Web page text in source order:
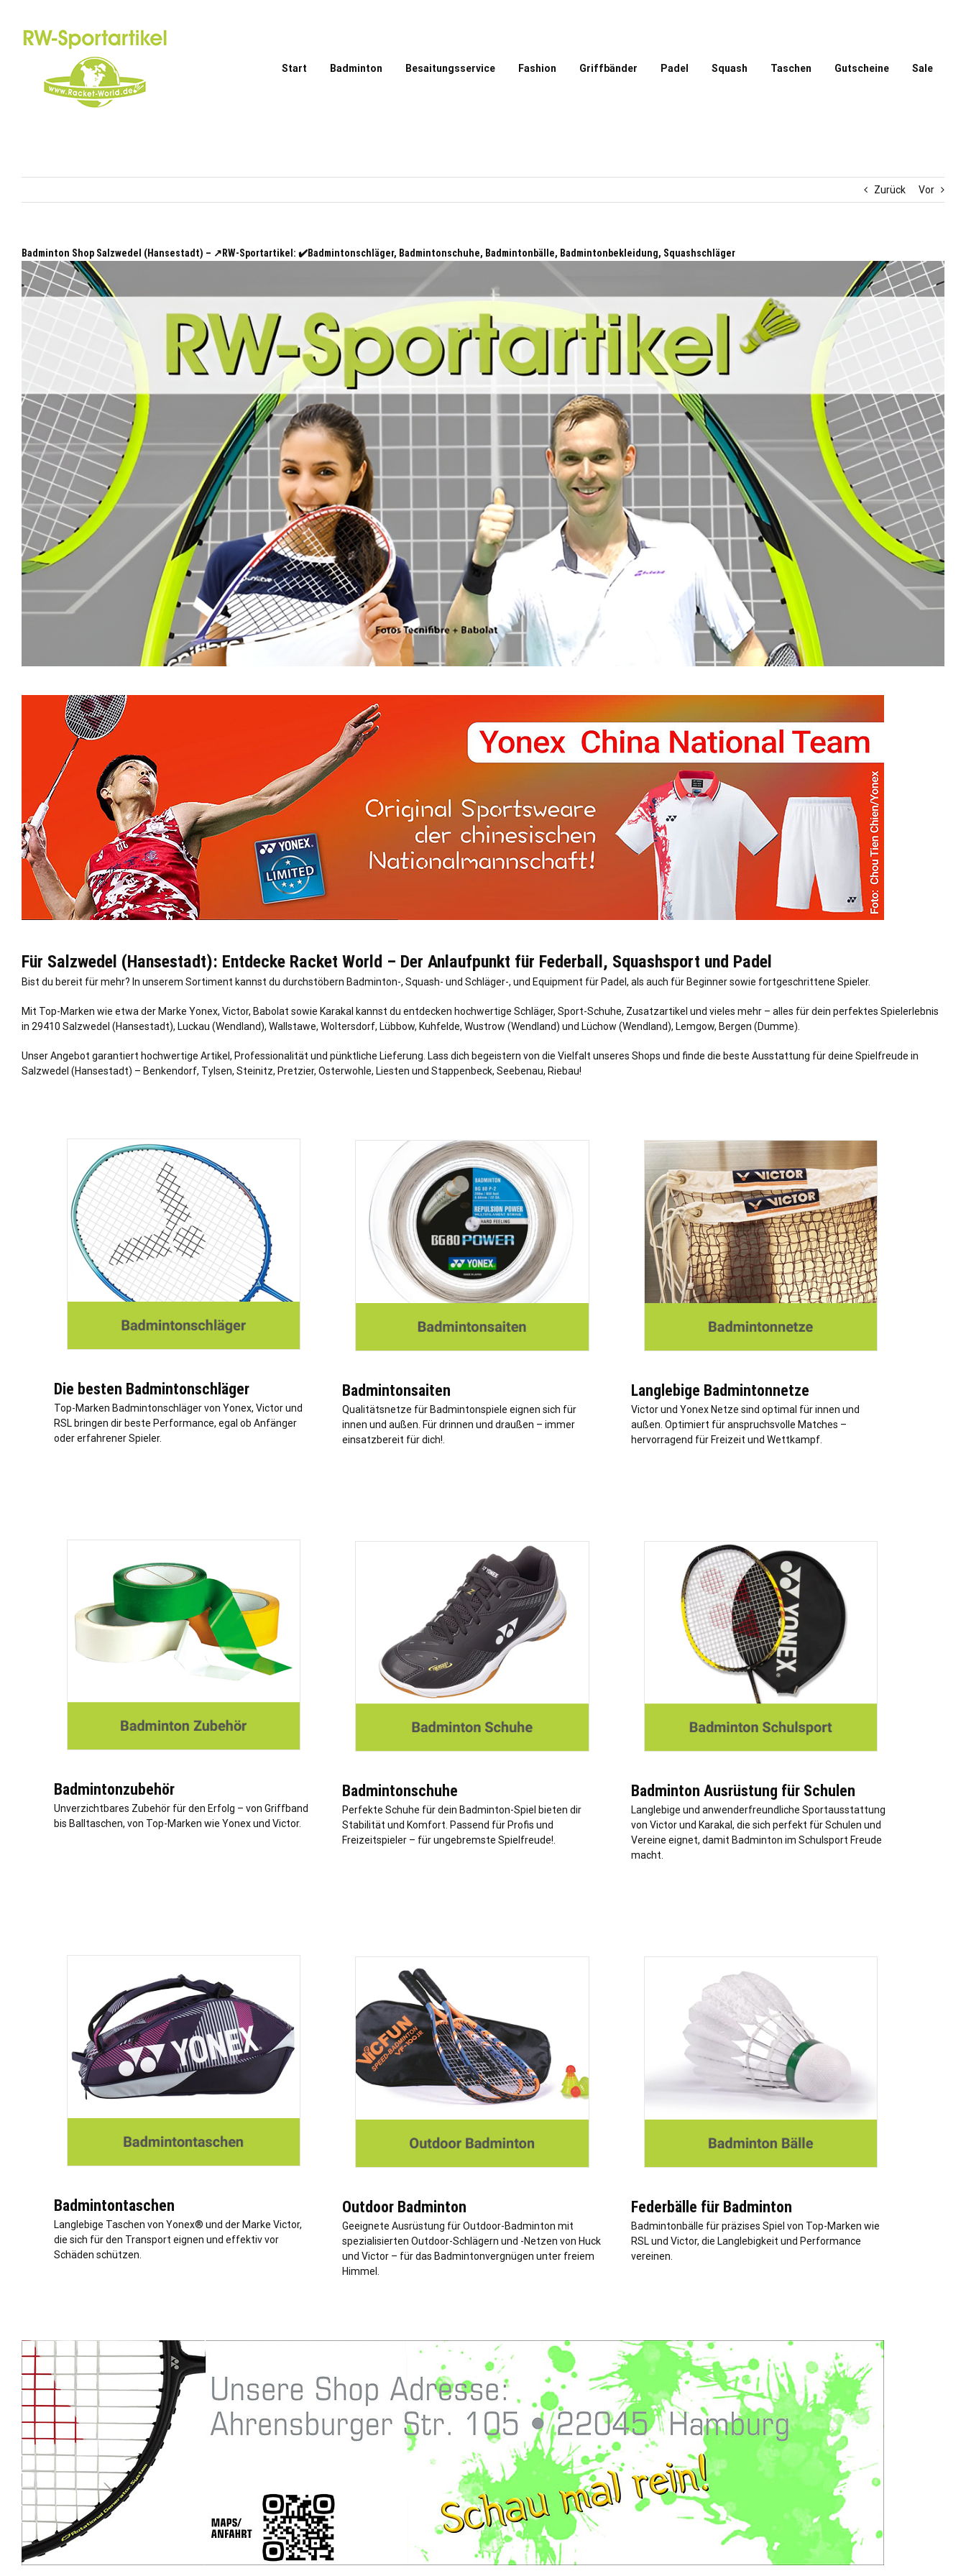
springen
Start Badminton Besaitungsservice Fashion Griffbänder Padel Squash Taschen Gutscheine Sale
Zurück Vor
Badminton Shop Salzwedel (Hansestadt) – ↗️RW-Sportartikel: ✔️Badmintonschläger, Badmintonschuhe, Badmintonbälle, Badmintonbekleidung, Squashschläger
Für Salzwedel (Hansestadt): Entdecke Racket World – Der Anlaufpunkt für Federball, Squashsport und Padel
Bist du bereit für mehr? In unserem Sortiment kannst du durchstöbern Badminton-, Squash- und Schläger-, und Equipment für Padel, als auch für Beginner sowie fortgeschrittene Spieler.
Mit Top-Marken wie etwa der Marke Yonex, Victor, Babolat sowie Karakal kannst du entdecken hochwertige Schläger, Sport-Schuhe, Zusatzartikel und vieles mehr – alles für dein perfektes Spielerlebnis
in 29410 Salzwedel (Hansestadt), Luckau (Wendland), Wallstawe, Woltersdorf, Lübbow, Kuhfelde, Wustrow (Wendland) und Lüchow (Wendland), Lemgow, Bergen (Dumme).
Unser Angebot garantiert hochwertige Artikel, Professionalität und pünktliche Lieferung. Lass dich begeistern von die Vielfalt unseres Shops und finde die beste Ausstattung für deine Spielfreude in
Salzwedel (Hansestadt) – Benkendorf, Tylsen, Steinitz, Pretzier, Osterwohle, Liesten und Stappenbeck, Seebenau, Riebau!
Die besten Badmintonschläger
Top-Marken Badmintonschläger von Yonex, Victor und
RSL bringen dir beste Performance, egal ob Anfänger
oder erfahrener Spieler.
Badmintonsaiten
Qualitätsnetze für Badmintonspiele eignen sich für
innen und außen. Für drinnen und draußen – immer
einsatzbereit für dich!.
Langlebige Badmintonnetze
Victor und Yonex Netze sind optimal für innen und
außen. Optimiert für anspruchsvolle Matches –
hervorragend für Freizeit und Wettkampf.
Badmintonzubehör
Unverzichtbares Zubehör für den Erfolg – von Griffband
bis Balltaschen, von Top-Marken wie Yonex und Victor.
Badmintonschuhe
Perfekte Schuhe für dein Badminton-Spiel bieten dir
Stabilität und Komfort. Passend für Profis und
Freizeitspieler – für ungebremste Spielfreude!.
Badminton Ausrüstung für Schulen
Langlebige und anwenderfreundliche Sportausstattung
von Victor und Karakal, die sich perfekt für Schulen und
Vereine eignet, damit Badminton im Schulsport Freude
macht.
Badmintontaschen
Langlebige Taschen von Yonex® und der Marke Victor,
die sich für den Transport eignen und effektiv vor
Schäden schützen.
Outdoor Badminton
Geeignete Ausrüstung für Outdoor-Badminton mit
spezialisierten Outdoor-Schlägern und -Netzen von Huck
und Victor – für das Badmintonvergnügen unter freiem
Himmel.
Federbälle für Badminton
Badmintonbälle für präzises Spiel von Top-Marken wie
RSL und Victor, die Langlebigkeit und Performance
vereinen.